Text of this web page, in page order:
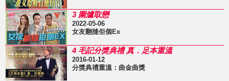
3 圍爐取戀
2022-05-06
女友翻撻佢個Ex
4 毛記分獎典禮 真．足本重溫
2016-01-12
分獎典禮重溫：曲金曲獎